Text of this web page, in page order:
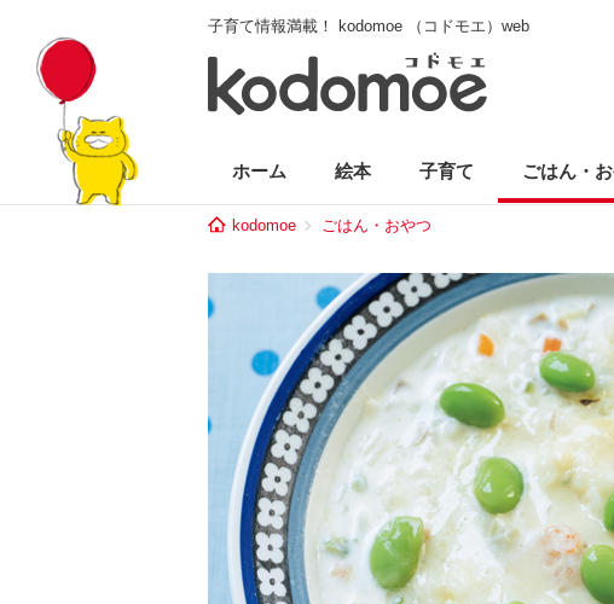
子育て情報満載！ kodomoe （コドモエ）web
ホーム 絵本 子育て ごはん・
kodomoe ごはん・おやつ